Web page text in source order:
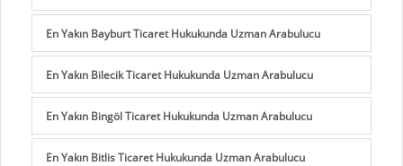
En Yakın Bayburt Ticaret Hukukunda Uzman Arabulucu
En Yakın Bilecik Ticaret Hukukunda Uzman Arabulucu
En Yakın Bingöl Ticaret Hukukunda Uzman Arabulucu
En Yakın Bitlis Ticaret Hukukunda Uzman Arabulucu